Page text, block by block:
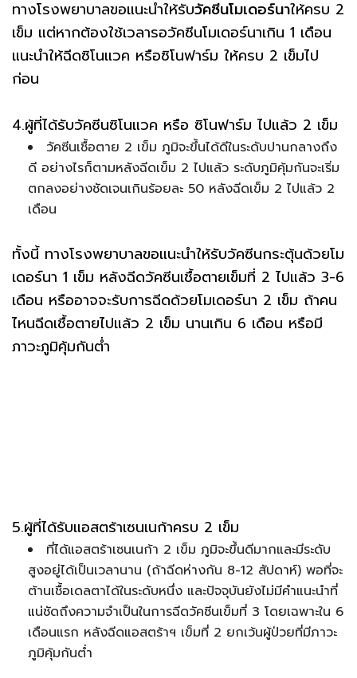
ทางโรงพยาบาลขอแนะนำให้รับวัคซีนโมเดอร์นาให้ครบ 2
เข็ม แต่หากต้องใช้เวลารอวัคซีนโมเดอร์นาเกิน 1 เดือน
แนะนำให้ฉีดซิโนแวค หรือซิโนฟาร์ม ให้ครบ 2 เข็มไป
ก่อน
4.ผู้ที่ได้รับวัคซีนซิโนแวค หรือ ซิโนฟาร์ม ไปแล้ว 2 เข็ม
วัคซีนเชื้อตาย 2 เข็ม ภูมิจะขึ้นได้ดีในระดับปานกลางถึง
ดี อย่างไรก็ตามหลังฉีดเข็ม 2 ไปแล้ว ระดับภูมิคุ้มกันจะเริ่ม
ตกลงอย่างชัดเจนเกินร้อยละ 50 หลังฉีดเข็ม 2 ไปแล้ว 2
เดือน
ทั้งนี้ ทางโรงพยาบาลขอแนะนำให้รับวัคซีนกระตุ้นด้วยโม
เดอร์นา 1 เข็ม หลังฉีดวัคซีนเชื้อตายเข็มที่ 2 ไปแล้ว 3-6
เดือน หรืออาจจะรับการฉีดด้วยโมเดอร์นา 2 เข็ม ถ้าคน
ไหนฉีดเชื้อตายไปแล้ว 2 เข็ม นานเกิน 6 เดือน หรือมี
ภาวะภูมิคุ้มกันต่ำ
5.ผู้ที่ได้รับแอสตร้าเซนเนก้าครบ 2 เข็ม
ที่ได้แอสตร้าเซนเนก้า 2 เข็ม ภูมิจะขึ้นดีมากและมีระดับ
สูงอยู่ได้เป็นเวลานาน (ถ้าฉีดห่างกัน 8-12 สัปดาห์) พอที่จะ
ต้านเชื้อเดลตาได้ในระดับหนึ่ง และปัจจุบันยังไม่มีคำแนะนำที่
แน่ชัดถึงความจำเป็นในการฉีดวัคซีนเข็มที่ 3 โดยเฉพาะใน 6
เดือนแรก หลังฉีดแอสตร้าฯ เข็มที่ 2 ยกเว้นผู้ป่วยที่มีภาวะ
ภูมิคุ้มกันต่ำ